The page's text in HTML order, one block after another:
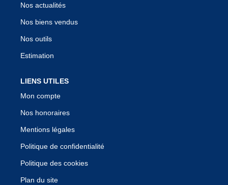
Nos actualités
Nos biens vendus
Nos outils
Estimation
LIENS UTILES
Mon compte
Nos honoraires
Mentions légales
Politique de confidentialité
Politique des cookies
Plan du site